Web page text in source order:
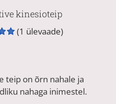
kinesioteip
(1 ülevaade)
teip on õrn nahale ja
nahaga inimestel.